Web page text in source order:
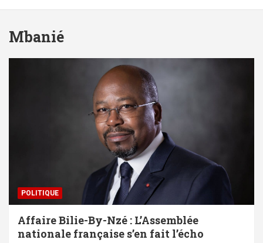
Mbanié
POLITIQUE
Affaire Bilie-By-Nzé : L’Assemblée
nationale française s’en fait l’écho